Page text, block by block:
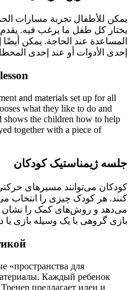
يمكن للأطفال تجربة مسارات
يختار كل طفل ما يرغب فيه. يقدم
المساعدة عند الحاجة. يمكن أيضًا
إحدى الأدوات أو عند إحدى
and materials set up for all
what they like to do and
shows the children how to help
together with a piece of
جلسه ژیمناستیک کودکان
کودکان می‌توانند مسیرهای
کنند. هر کودک چیزی را انتخاب
می‌دهد و روش‌های کمک را
بازی گروهی با یک وسیله بازی یا
«пространства для
Каждый ребенок
предлагает идеи и